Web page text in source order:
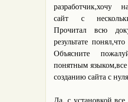
разработчик,хочу
сайт с
Прочитал всю
результате
Объясните
понятным
созданию сайта с